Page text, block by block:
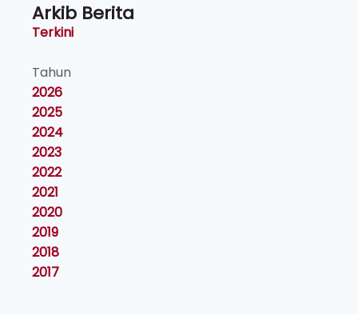
Arkib Berita
Terkini
Tahun
2026
2025
2024
2023
2022
2021
2020
2019
2018
2017